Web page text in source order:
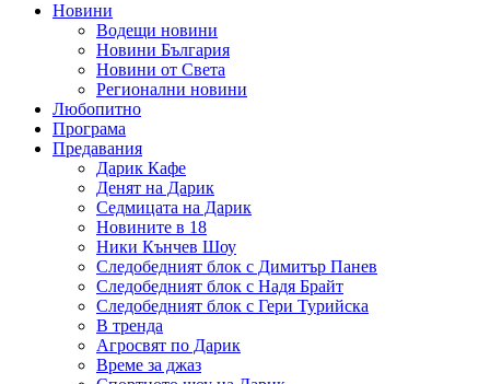
Новини
Водещи новини
Новини България
Новини от Света
Регионални новини
Любопитно
Програма
Предавания
Дарик Кафе
Денят на Дарик
Седмицата на Дарик
Новините в 18
Ники Кънчев Шоу
Следобедният блок с Димитър Панев
Следобедният блок с Надя Брайт
Следобедният блок с Гери Турийска
В тренда
Агросвят по Дарик
Време за джаз